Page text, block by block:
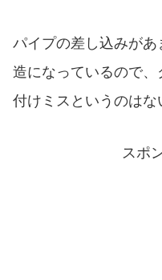
パイプの差し込みが
造になっているので、
付けミスというのはな
スポ